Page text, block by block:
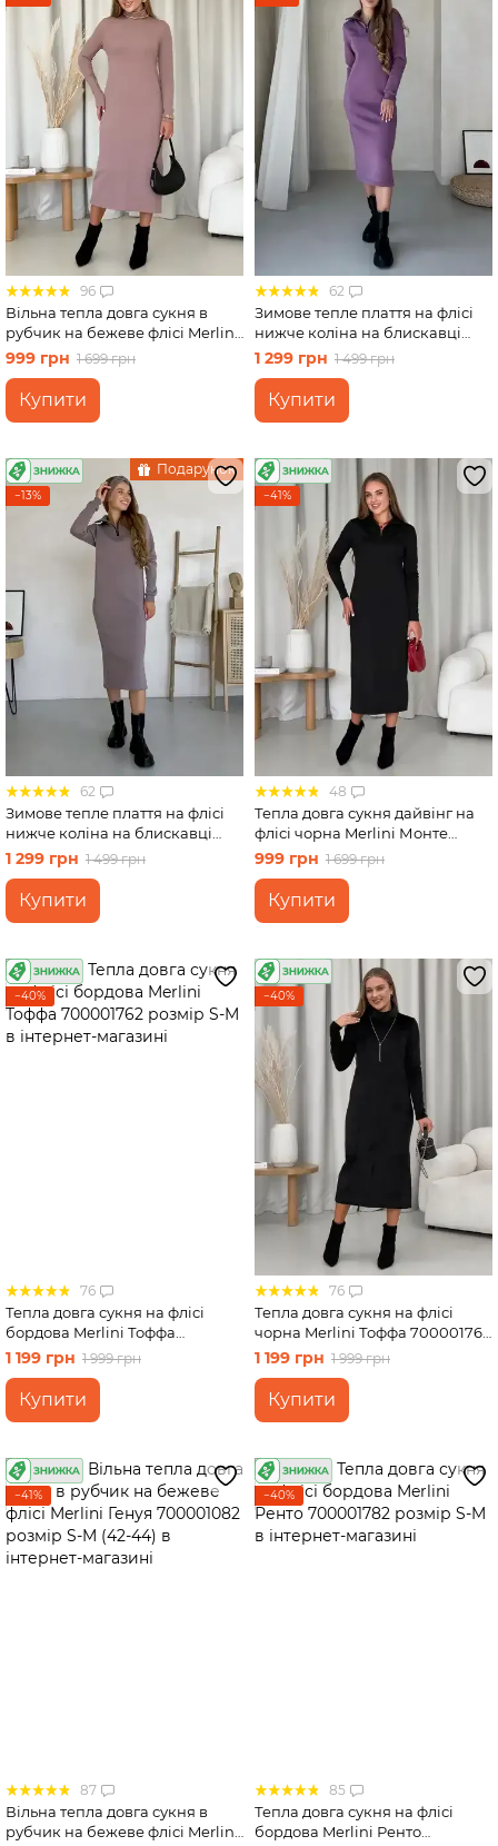
96
Вільна тепла довга сукня в
рубчик на бежеве флісі Merlini
Мартен 700001102 розмір S-M
(42-44)
999 грн 1 699 грн
Купити
62
Зимове тепле плаття на флісі
нижче коліна на блискавці
фіолетовий Merlini Антоні
700001045, розмір 42-44 (S-M)
1 299 грн 1 499 грн
Купити
Подарунок
−13%
62
Зимове тепле плаття на флісі
нижче коліна на блискавці
бежевий Merlini Антоні
700001046, розмір 42-44 (S-M)
1 299 грн 1 499 грн
Купити
−41%
48
Тепла довга сукня дайвінг на
флісі чорна Merlini Монте
700001121, розмір 42-44
999 грн 1 699 грн
Купити
−40%
76
Тепла довга сукня на флісі
бордова Merlini Тоффа
700001762 розмір S-M
1 199 грн 1 999 грн
Купити
−40%
76
Тепла довга сукня на флісі
чорна Merlini Тоффа 700001761
розмір S-M
1 199 грн 1 999 грн
Купити
−41%
87
Вільна тепла довга сукня в
рубчик на бежеве флісі Merlini
−40%
85
Тепла довга сукня на флісі
бордова Merlini Ренто